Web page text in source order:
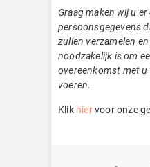
Graag maken wij u
persoonsgegevens
zullen verzamelen
noodzakelijk is om
overeenkomst met
voeren.
Klik hiervoor onze